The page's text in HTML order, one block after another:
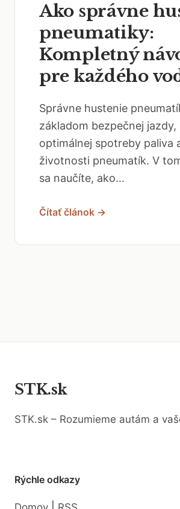
Ako správne
pneumatiky:
Kompletný
pre každého
Správne hustenie
základom bezpečnej jazdy,
optimálnej spotreby paliva
životnosti pneumatík. V
sa naučíte, ako...
Čítať článok →
STK.sk
STK.sk – Rozumieme autám a
Rýchle odkazy